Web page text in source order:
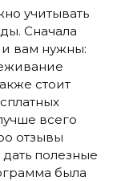
учитывать
Сначала
вам нужны:
стоит
всего
отзывы
полезные
была